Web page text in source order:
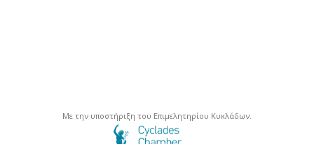
Με την υποστήριξη του Επιμελητηρίου Κυκλάδων.